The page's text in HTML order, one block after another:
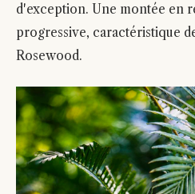
d'exception. Une montée en
progressive, caractéristique
Rosewood.